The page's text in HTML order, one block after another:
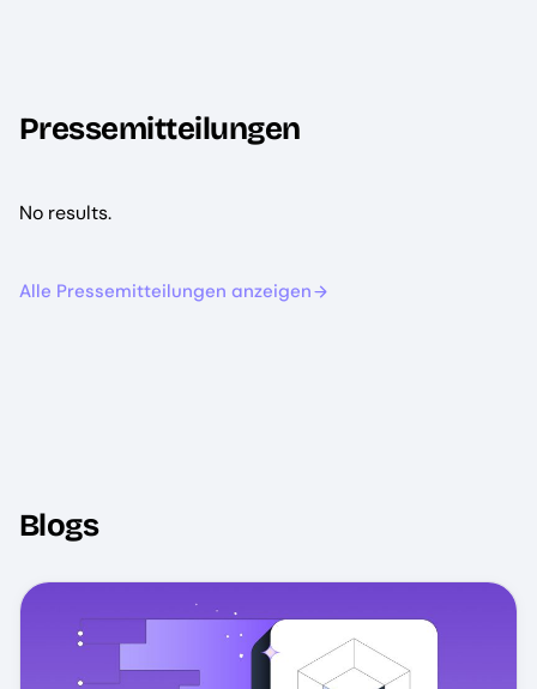
Pressemitteilungen
No results.
Alle Pressemitteilungen anzeigen
Blogs